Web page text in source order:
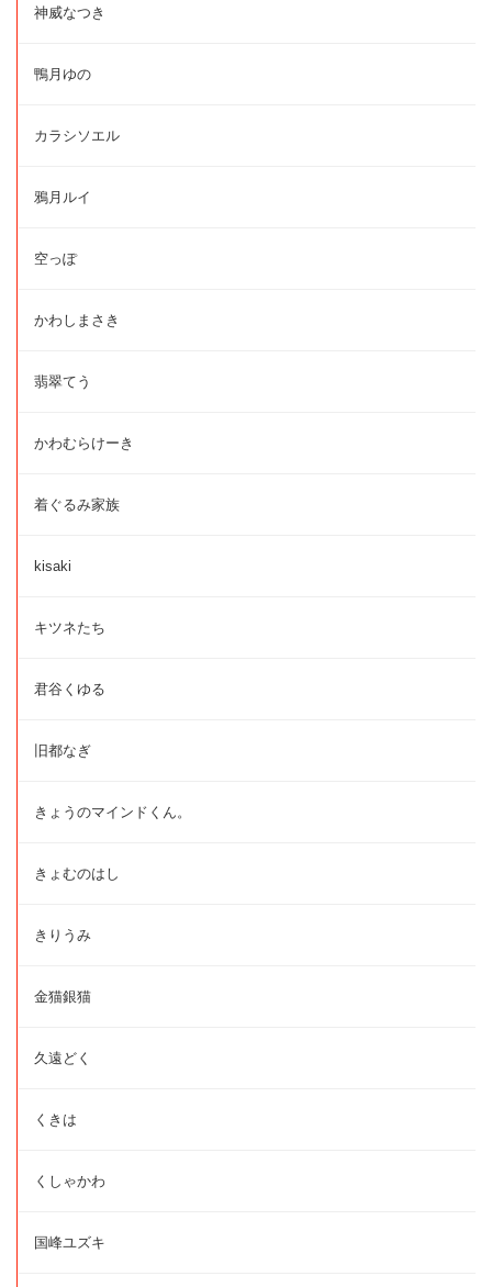
神威なつき
鴨月ゆの
カラシソエル
鴉月ルイ
空っぽ
かわしまさき
翡翠てう
かわむらけーき
着ぐるみ家族
kisaki
キツネたち
君谷くゆる
旧都なぎ
きょうのマインドくん。
きょむのはし
きりうみ
金猫銀猫
久遠どく
くきは
くしゃかわ
国峰ユズキ